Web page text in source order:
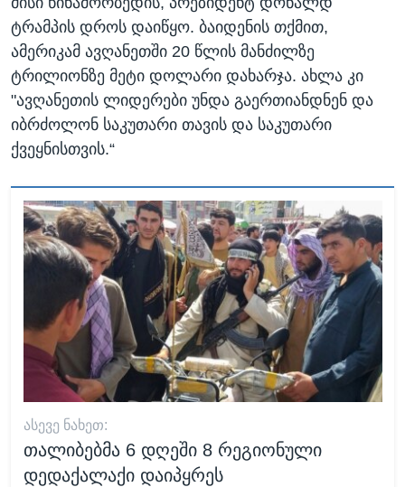
ტრამპის დროს დაიწყო. ბაიდენის თქმით,
ამერიკამ ავღანეთში 20 წლის მანძილზე
ტრილიონზე მეტი დოლარი დახარჯა. ახლა კი
"ავღანეთის ლიდერები უნდა გაერთიანდნენ და
იბრძოლონ საკუთარი თავის და საკუთარი
ქვეყნისთვის.“
ᲐᲡᲔᲕᲔ ᲜᲐᲮᲔᲗ:
თალიბებმა 6 დღეში 8 რეგიონული
დედაქალაქი დაიპყრეს